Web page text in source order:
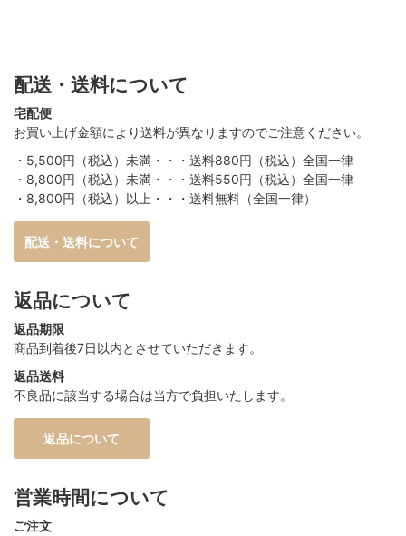
配送・送料について
宅配便
お買い上げ金額により送料が異なりますのでご注意ください。
・5,500円（税込）未満・・・送料880円（税込）全国一律
・8,800円（税込）未満・・・送料550円（税込）全国一律
・8,800円（税込）以上・・・送料無料（全国一律）
配送・送料について
返品について
返品期限
商品到着後7日以内とさせていただきます。
返品送料
不良品に該当する場合は当方で負担いたします。
返品について
営業時間について
ご注文